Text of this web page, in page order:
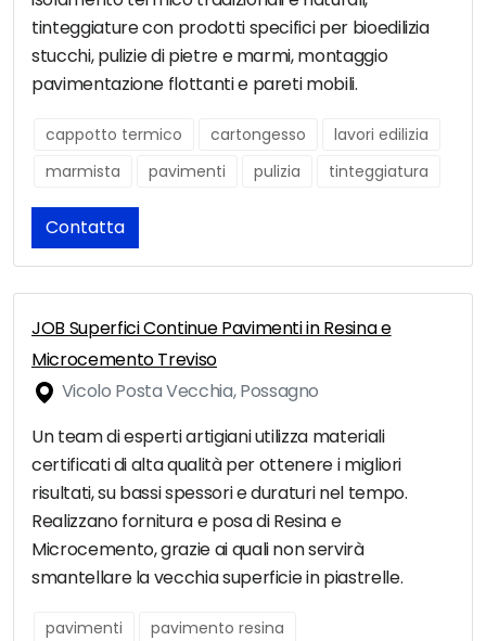
tinteggiature con prodotti specifici per bioedilizia
stucchi, pulizie di pietre e marmi, montaggio
pavimentazione flottanti e pareti mobili.
cappotto termico cartongesso
lavori edilizia
marmista
pavimenti pulizia tinteggiatura
Contatta
JOB Superfici Continue Pavimenti in Resina e
Microcemento Treviso
Vicolo Posta Vecchia, Possagno
Un team di esperti artigiani utilizza materiali
certificati di alta qualità per ottenere i migliori
risultati, su bassi spessori e duraturi nel tempo.
Realizzano fornitura e posa di Resina e
Microcemento, grazie ai quali non servirà
smantellare la vecchia superficie in piastrelle.
pavimenti pavimento resina